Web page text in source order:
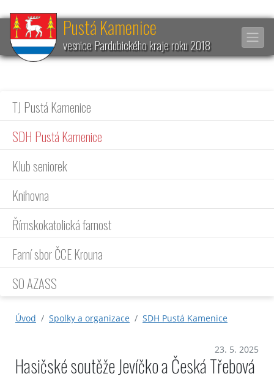
Pustá Kamenice
vesnice Pardubického kraje roku 2018
TJ Pustá Kamenice
SDH Pustá Kamenice
Klub seniorek
Knihovna
Římskokatolická farnost
Farní sbor ČCE Krouna
SO AZASS
Úvod Spolky a organizace SDH Pustá Kamenice
23. 5. 2025
Hasičské soutěže Jevíčko a Česká Třebová